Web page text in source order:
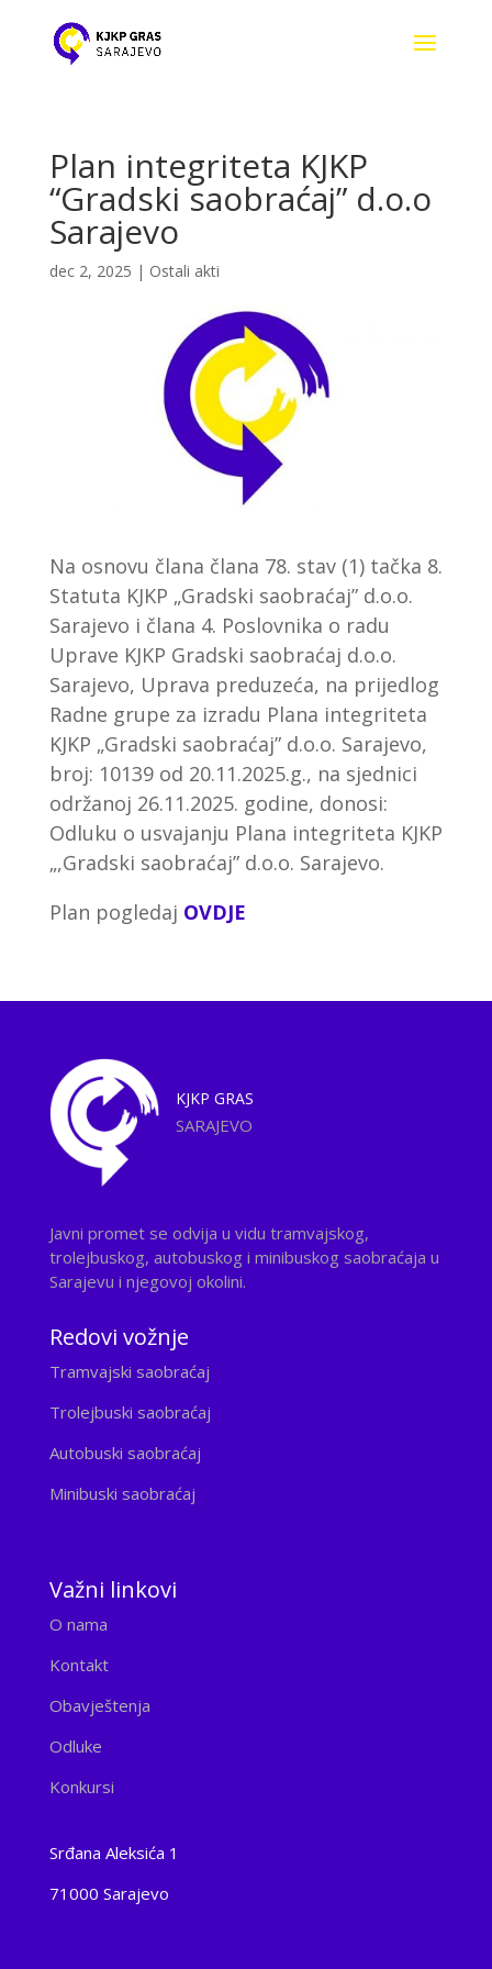
Plan integriteta KJKP
“Gradski saobraćaj” d.o.o
Sarajevo
dec 2, 2025 | Ostali akti
Na osnovu člana člana 78. stav (1) tačka 8.
Statuta KJKP „Gradski saobraćaj” d.o.o.
Sarajevo i člana 4. Poslovnika o radu
Uprave KJKP Gradski saobraćaj d.o.o.
Sarajevo, Uprava preduzeća, na prijedlog
Radne grupe za izradu Plana integriteta
KJKP „Gradski saobraćaj” d.o.o. Sarajevo,
broj: 10139 od 20.11.2025.g., na sjednici
održanoj 26.11.2025. godine, donosi:
Odluku o usvajanju Plana integriteta KJKP
„,Gradski saobraćaj” d.o.o. Sarajevo.
Plan pogledaj OVDJE
KJKP GRAS
SARAJEVO
Javni promet se odvija u vidu tramvajskog,
trolejbuskog, autobuskog i minibuskog saobraćaja u
Sarajevu i njegovoj okolini.
Redovi vožnje
Tramvajski saobraćaj
Trolejbuski saobraćaj
Autobuski saobraćaj
Minibuski saobraćaj
Važni linkovi
O nama
Kontakt
Obavještenja
Odluke
Konkursi
Srđana Aleksića 1
71000 Sarajevo